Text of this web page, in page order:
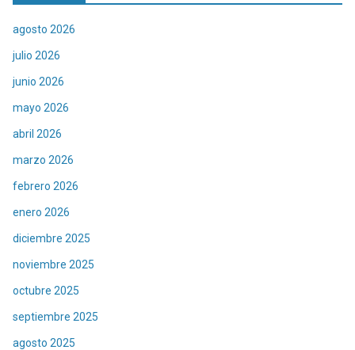
agosto 2026
julio 2026
junio 2026
mayo 2026
abril 2026
marzo 2026
febrero 2026
enero 2026
diciembre 2025
noviembre 2025
octubre 2025
septiembre 2025
agosto 2025